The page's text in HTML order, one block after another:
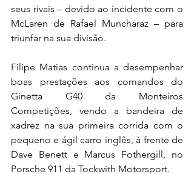
seus rivais – devido ao incidente com o
McLaren de Rafael Muncharaz – para
triunfar na sua divisão.
Filipe Matias continua a desempenhar
boas prestações aos comandos do
Ginetta G40 da Monteiros
Competições, vendo a bandeira de
xadrez na sua primeira corrida com o
pequeno e ágil carro inglês, à frente de
Dave Benett e Marcus Fothergill, no
Porsche 911 da Tockwith Motorsport.